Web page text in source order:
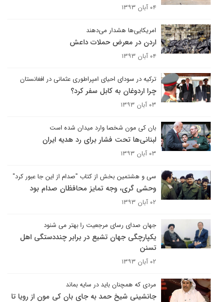
۰۴ آبان ۱۳۹۳
امریکایی‌ها هشدار می‌دهند
اردن در معرض حملات داعش
۰۴ آبان ۱۳۹۳
ترکیه در سودای احیای امپراطوری عثمانی در افغانستان
چرا اردوغان به کابل سفر کرد؟
۰۳ آبان ۱۳۹۳
بان کی مون شخصا وارد میدان شده است
لبنانی‌ها تحت فشار برای رد هدیه ایران
۰۳ آبان ۱۳۹۳
سی و هشتمین بخش از کتاب "صدام از این جا عبور کرد"
وحشی گری، وجه تمایز محافظان صدام بود
۰۲ آبان ۱۳۹۳
جهان صدای رسای مرجعیت را بهتر می شنود
یکپارچگی جهان تشیع در برابر چنددستگی اهل
تسنن
۰۲ آبان ۱۳۹۳
مردی که همچنان باید در سایه بماند
جانشینی شیخ حمد به جای بان کی مون از رویا تا